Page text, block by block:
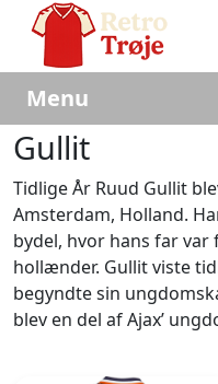
Menu
Gullit
Tidlige År Ruud Gullit
Amsterdam, Holland.
bydel, hvor hans far
hollænder. Gullit viste
begyndte sin
blev en del af Ajax’